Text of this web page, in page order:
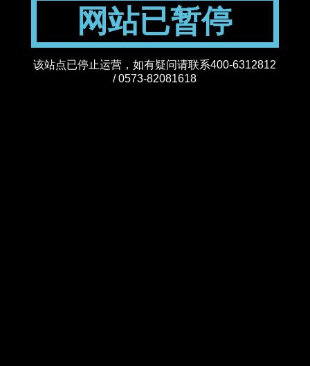
网站已暂停
该站点已停止运营，如有疑问请联系400-6312812
/ 0573-82081618